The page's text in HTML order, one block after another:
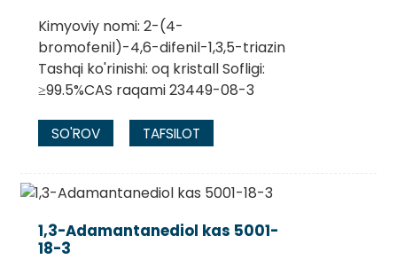
Kimyoviy nomi: 2-(4-
bromofenil)-4,6-difenil-1,3,5-triazin
Tashqi ko'rinishi: oq kristall Sofligi:
≥99.5%CAS raqami 23449-08-3
SO'ROV TAFSILOT
1,3-Adamantanediol kas 5001-
18-3